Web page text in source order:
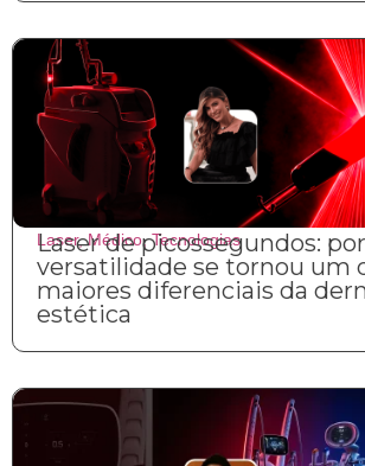
Laser,Médico,Tecnologias
Laser de picossegundos:
versatilidade se tornou um
maiores diferenciais da
estética